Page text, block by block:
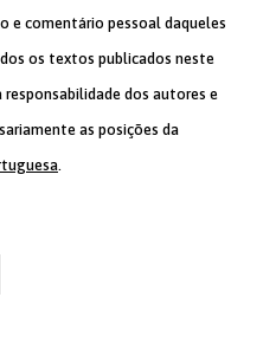
e comentário pessoal daqueles
os textos publicados neste
responsabilidade dos autores e
as posições da
.